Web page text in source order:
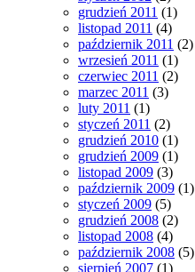
grudzień 2011 (1)
listopad 2011 (4)
październik 2011 (2)
wrzesień 2011 (1)
czerwiec 2011 (2)
marzec 2011 (3)
luty 2011 (1)
styczeń 2011 (2)
grudzień 2010 (1)
grudzień 2009 (1)
listopad 2009 (3)
październik 2009 (1)
styczeń 2009 (5)
grudzień 2008 (2)
listopad 2008 (4)
październik 2008 (5)
sierpień 2007 (1)